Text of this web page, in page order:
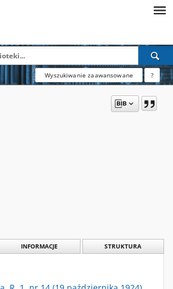
Wyszukiwanie zaawansowane ?
INFORMACJE STRUKTURA